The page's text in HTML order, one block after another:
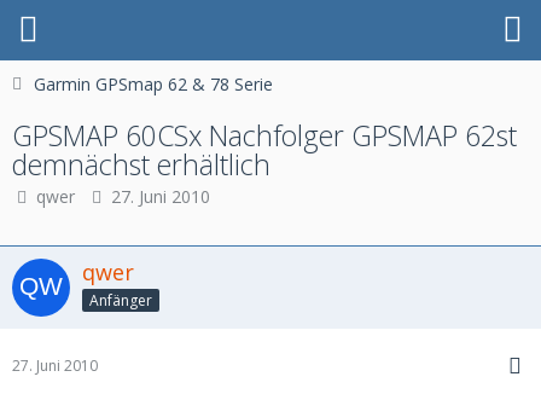
Garmin GPSmap 62 & 78 Serie
GPSMAP 60CSx Nachfolger GPSMAP 62st
demnächst erhältlich
qwer 27. Juni 2010
qwer
Anfänger
27. Juni 2010